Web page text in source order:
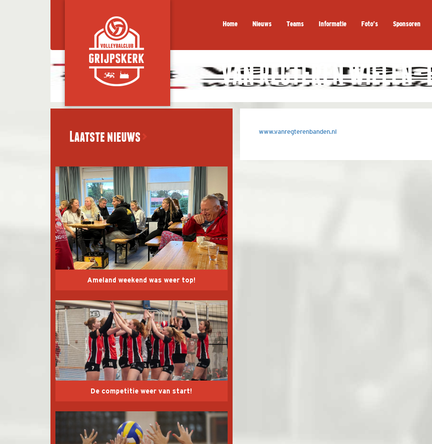
Home Nieuws Teams Informatie Foto’s Sponsoren
VAN REGTEREN WIELEN-
Laatste nieuws
Ameland weekend was weer top!
De competitie weer van start!
www.vanregterenbanden.nl